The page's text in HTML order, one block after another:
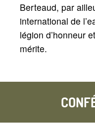
Berteaud, par
international de
légion d’honneur
mérite.